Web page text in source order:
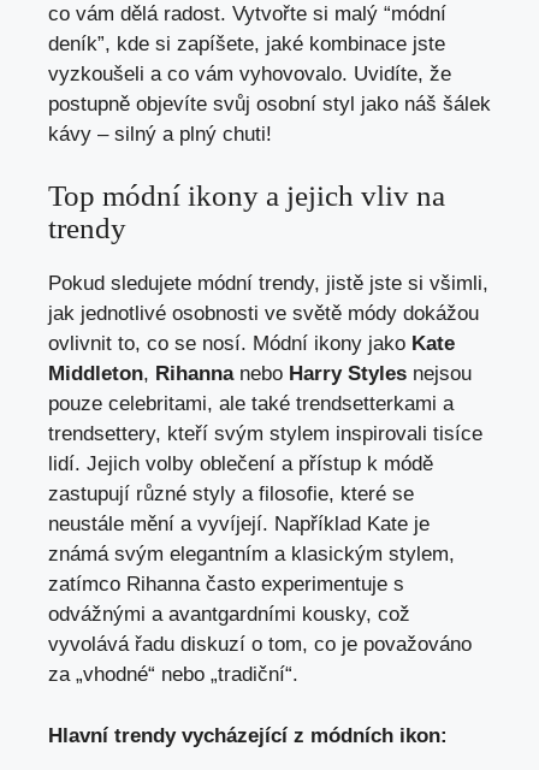
co vám dělá radost. Vytvořte si malý “módní
deník”, kde si zapíšete, jaké kombinace jste
vyzkoušeli a co vám vyhovovalo. Uvidíte, že
postupně objevíte svůj osobní styl jako náš šálek
kávy – silný a plný chuti!
Top módní ikony a jejich vliv na
trendy
Pokud sledujete módní trendy, jistě jste si všimli,
jak jednotlivé osobnosti ve světě módy dokážou
ovlivnit to, co se nosí. Módní ikony jako Kate
Middleton, Rihannanebo Harry Styles nejsou
pouze celebritami, ale také trendsetterkami a
trendsettery, kteří svým stylem inspirovali tisíce
lidí. Jejich volby oblečení a přístup k módě
zastupují různé styly a filosofie, které se
neustále mění a vyvíjejí. Například Kate je
známá svým elegantním a klasickým stylem,
zatímco Rihanna často experimentuje s
odvážnými a avantgardními kousky, což
vyvolává řadu diskuzí o tom, co je považováno
za „vhodné“ nebo „tradiční“.
Hlavní trendy vycházející z módních ikon: